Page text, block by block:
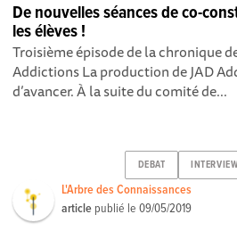
De nouvelles séances de co-
les élèves !
Troisième épisode de la chronique
Addictions La production de JAD
d’avancer. À la suite du comité de...
DEBAT
L'Arbre des Connaissances
article publié le09/05/2019